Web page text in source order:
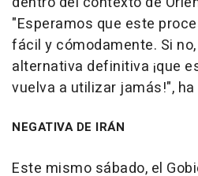
"Esperamos que este
fácil y cómodamente. Si
alternativa definitiva ¡que
vuelva a utilizar jamás!", ha
NEGATIVA DE IRÁN
Este mismo sábado, el